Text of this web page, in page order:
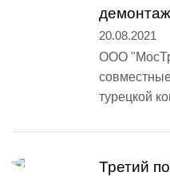
20.08.2021
ООО
турецкой
Третий